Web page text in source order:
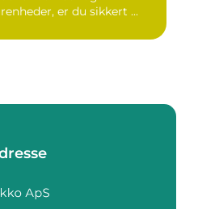
er du sikkert ...